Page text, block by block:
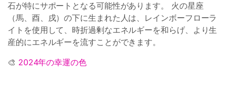
石が特にサポートとなる可能性があります。 火の星座
（馬、酉、戌）の下に生まれた人は、レインボーフローラ
イトを使用して、時折過剰なエネルギーを和らげ、より生
産的にエネルギーを流すことができます。
🎨 2024年の幸運の色